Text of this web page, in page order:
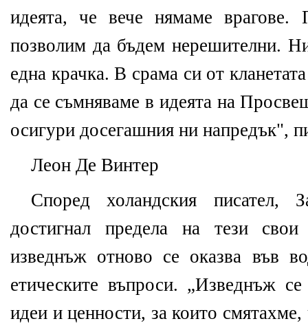
идеята, че вече нямаме
позволим да бъдем нерешителни.
една крачка. В срама си от
да се съмняваме в идеята на
осигури досегашния ни напредък",
Леон Де Винтер
Според холандския писател,
достигнал предела на тези
изведнъж отново се оказва във
етическите въпроси. „Изведнъж
идеи и ценности, за които смятахме,